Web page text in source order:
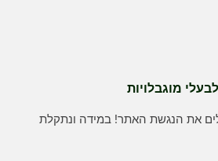
מוגבלויות
את הנגשת האתר! במידה ונתקלת